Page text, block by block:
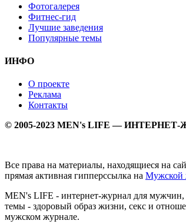
Фотогалерея
Фитнес-гид
Лучшие заведения
Популярные темы
ИНФО
О проекте
Реклама
Контакты
© 2005-2023 MEN's LIFE —
Все права на материалы, находящиеся на
прямая активная гипперссылка на Мужской
MEN's LIFE - интернет-журнал для
темы - здоровый образ жизни, секс и
мужском журнале.